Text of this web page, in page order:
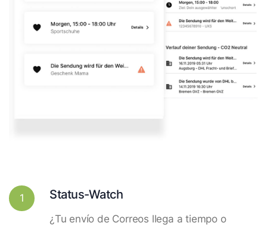
1 Status-Watch
¿Tu envío de Correos llega a tiempo o